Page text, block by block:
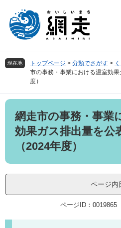
頭
で
飛
ば
本
現在地 トップページ > 分類でさがす >
市の事務・事業における温室効
度）
本
網走市の事務・事業
効果ガス排出量を公
（2024年度）
ページ内
ページID：0019865